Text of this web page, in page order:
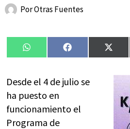
PorOtras Fuentes
Compartir
en
WhatsAppCompartir
en
Facebook
en
X
Desde el 4 de julio se
ha puesto en
funcionamiento el
Programa de